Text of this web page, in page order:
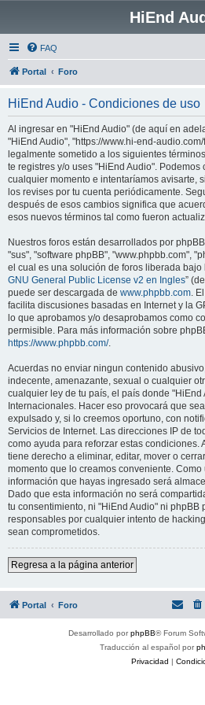
HiEnd
FAQ
Portal Foro
HiEnd Audio - Condiciones de uso
Al ingresar en "HiEnd Audio" (de aquí en
"HiEnd Audio", "https://www.hi-end-
legalmente sometido a los siguientes
te registres y/o uses "HiEnd Audio". Podemos
cualquier momento e intentaríamos avisarte,
los revises por tu cuenta periódicamente.
después de esos cambios significa que
esos nuevos términos tal como fueron
Nuestros foros están desarrollados por
"sus", "software phpBB", "www.phpbb.com",
el cual es una solución de foros liberada bajo
GNU General Public License v2 en Ingles”
puede ser descargada de www.phpbb.com.
facilita discusiones basadas en Internet y la
lo que aprobamos y/o desaprobamos como
permisible. Para más información sobre
https://www.phpbb.com/.
Acuerdas no enviar ningun contenido
indecente, amenazante, sexual o cualquier
cualquier ley de tu país, el país donde
Internacionales. Hacer eso provocará que
expulsado y, si lo creemos oportuno, con
Servicios de Internet. Las direcciones IP de
como ayuda para reforzar estas condiciones.
tiene derecho a eliminar, editar, mover o
momento que lo creamos conveniente.
información que hayas ingresado será
Dado que esta información no será
tu consentimiento, ni "HiEnd Audio" ni phpBB
responsables por cualquier intento de
sean comprometidos.
Regresa a la página anterior
Portal Foro
Desarrollado porphpBB® Forum
Traducción al español por
Privacidad |